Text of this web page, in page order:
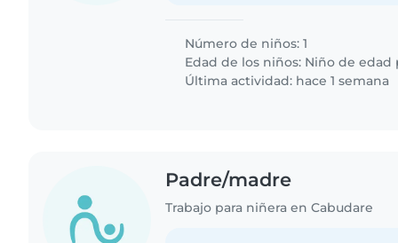
Número de niños: 1
Edad de los niños: Niño de edad
Última actividad: hace 1 semana
Padre/madre
Trabajo para niñera en Cabudare